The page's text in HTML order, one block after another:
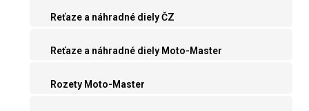
Reťaze a náhradné diely ČZ
Reťaze a náhradné diely Moto-Master
Rozety Moto-Master